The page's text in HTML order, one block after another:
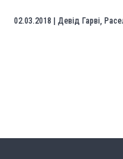
02.03.2018 Девід Гарві,